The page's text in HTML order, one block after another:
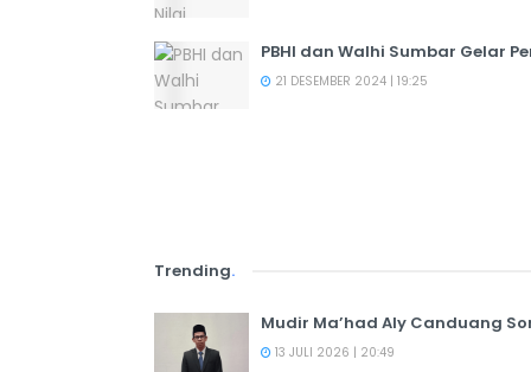
PBHI dan Walhi Sumbar Gelar
21 DESEMBER 2024 | 19:25
Trending.
Mudir Ma’had Aly Canduang
13 JULI 2026 | 20:49